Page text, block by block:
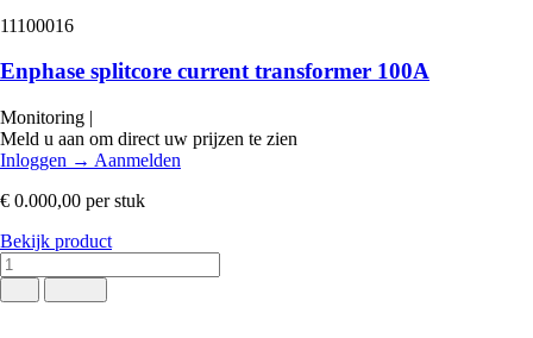
11100016
Enphase splitcore current transformer 100A
Monitoring |
Meld u aan om direct uw prijzen te zien
Inloggen → Aanmelden
€ 0.000,00 per stuk
Bekijk product